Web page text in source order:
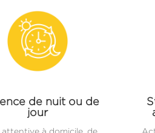
de nuit ou de
jour
attentive à domicile, de